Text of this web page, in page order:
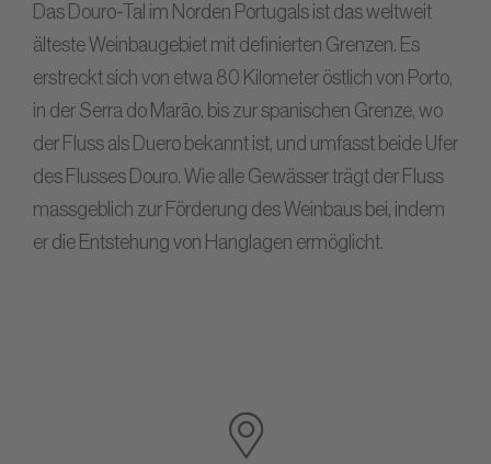
Das Douro-Tal im Norden Portugals ist das weltweit
älteste Weinbaugebiet mit definierten Grenzen. Es
erstreckt sich von etwa 80 Kilometer östlich von Porto,
in der Serra do Marão, bis zur spanischen Grenze, wo
der Fluss als Duero bekannt ist, und umfasst beide Ufer
des Flusses Douro. Wie alle Gewässer trägt der Fluss
massgeblich zur Förderung des Weinbaus bei, indem
er die Entstehung von Hanglagen ermöglicht.